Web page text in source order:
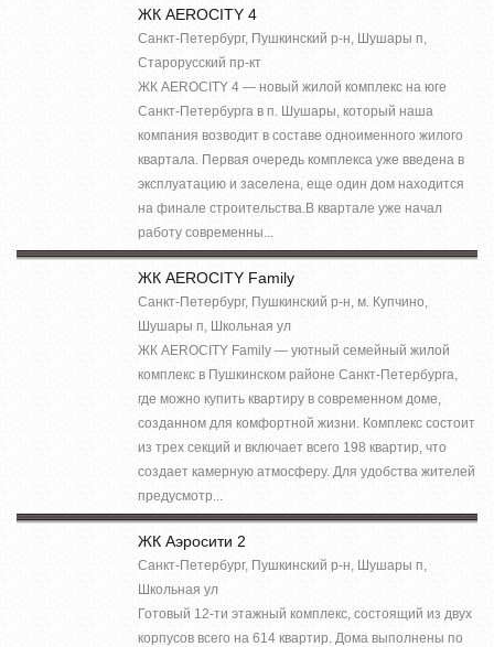
ЖК AEROCITY 4
Санкт-Петербург, Пушкинский р-н, Шушары п,
Старорусский пр-кт
ЖК AEROCITY 4 — новый жилой комплекс на юге
Санкт-Петербурга в п. Шушары, который наша
компания возводит в составе одноименного жилого
квартала. Первая очередь комплекса уже введена в
эксплуатацию и заселена, еще один дом находится
на финале строительства.В квартале уже начал
работу современны...
ЖК AEROCITY Family
Санкт-Петербург, Пушкинский р-н, м. Купчино,
Шушары п, Школьная ул
ЖК AEROCITY Family — уютный семейный жилой
комплекс в Пушкинском районе Санкт-Петербурга,
где можно купить квартиру в современном доме,
созданном для комфортной жизни. Комплекс состоит
из трех секций и включает всего 198 квартир, что
создает камерную атмосферу. Для удобства жителей
предусмотр...
ЖК Аэросити 2
Санкт-Петербург, Пушкинский р-н, Шушары п,
Школьная ул
Готовый 12-ти этажный комплекс, состоящий из двух
корпусов всего на 614 квартир. Дома выполнены по